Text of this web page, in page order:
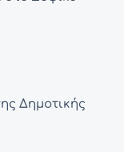
Δημοτικής